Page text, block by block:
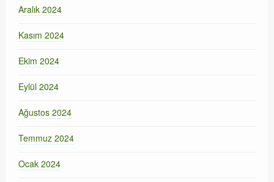
Aralık 2024
Kasım 2024
Ekim 2024
Eylül 2024
Ağustos 2024
Temmuz 2024
Ocak 2024